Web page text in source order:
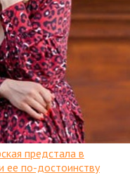
предстала в
ее по-достоинству